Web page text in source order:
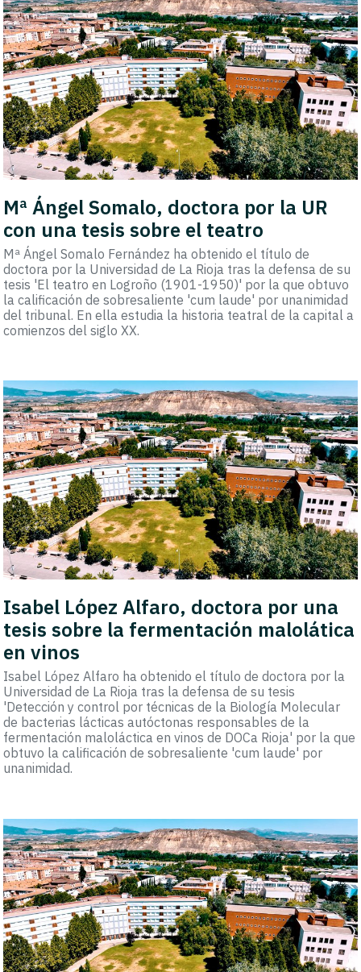
Mª Ángel Somalo, doctora por la UR
con una tesis sobre el teatro
Mª Ángel Somalo Fernández ha obtenido el título de
doctora por la Universidad de La Rioja tras la defensa de su
tesis 'El teatro en Logroño (1901-1950)' por la que obtuvo
la calificación de sobresaliente 'cum laude' por unanimidad
del tribunal. En ella estudia la historia teatral de la capital a
comienzos del siglo XX.
Isabel López Alfaro, doctora por una
tesis sobre la fermentación malolática
en vinos
Isabel López Alfaro ha obtenido el título de doctora por la
Universidad de La Rioja tras la defensa de su tesis
'Detección y control por técnicas de la Biología Molecular
de bacterias lácticas autóctonas responsables de la
fermentación maloláctica en vinos de DOCa Rioja' por la que
obtuvo la calificación de sobresaliente 'cum laude' por
unanimidad.